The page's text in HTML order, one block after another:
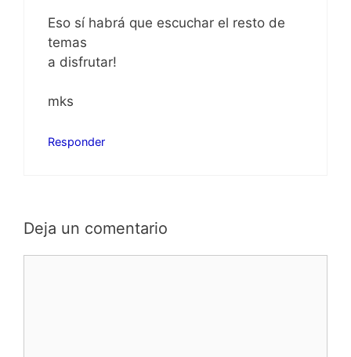
Eso sí habrá que escuchar el resto de
temas
a disfrutar!
mks
Responder
Deja un comentario